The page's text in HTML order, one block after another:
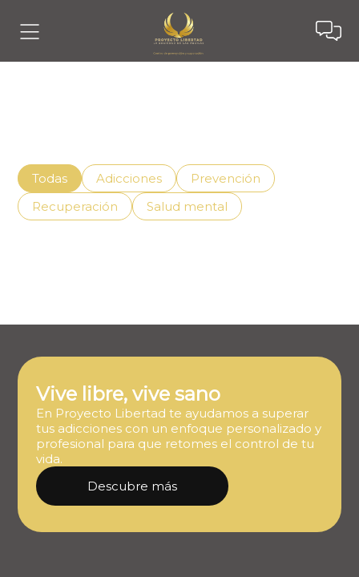
Todas Adicciones
Prevención
Recuperación
Salud mental
Vive libre, vive sano
En Proyecto Libertad te ayudamos a superar
tus adicciones con un enfoque personalizado y
profesional para que retomes el control de tu
vida.
Descubre más